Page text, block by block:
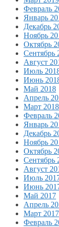
Февраль
Январь
Декабрь
Ноябрь
Октябрь
Сентябрь
Август
Июль
Июнь
Май 2018
Апрель
Март 2018
Февраль
Январь
Декабрь
Ноябрь
Октябрь
Сентябрь
Август
Июль
Июнь
Май 2017
Апрель
Март 2017
Февраль